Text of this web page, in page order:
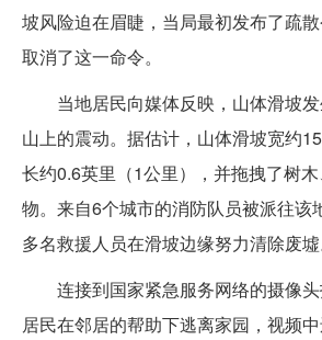
坡风险迫在眉睫，当局最初发布了疏
取消了这一命令。
当地居民向媒体反映，山体滑坡发
山上的震动。据估计，山体滑坡宽约
长约0.6英里（1公里），并拖拽了树
物。来自6个城市的消防队员被派往该
多名救援人员在滑坡边缘努力清除废墟
连接到国家紧急服务网络的摄像头
居民在邻居的帮助下逃离家园，视频